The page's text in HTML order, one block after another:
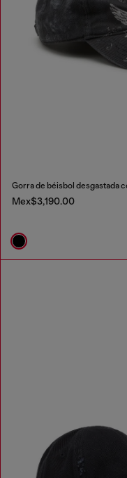
Gorra de béisbol desgastada
Mex$3,190.00